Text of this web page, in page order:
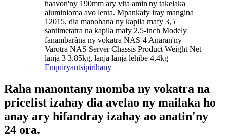
haavon'ny 190mm ary vita amin'ny takelaka
aluminioma avo lenta. Mpankafy iray mangina
12015, dia manohana ny kapila mafy 3,5
santimetatra na kapila mafy 2,5-inch Modely
fanambaràna ny vokatra NAS-4 Anaran'ny
Varotra NAS Server Chassis Product Weight Net
lanja 3 3.85kg, lanja lanja lehibe 4,4kg
Enquiryantsipirihany
Raha manontany momba ny vokatra na
pricelist izahay dia avelao ny mailaka ho
anay ary hifandray izahay ao anatin'ny
24 ora.